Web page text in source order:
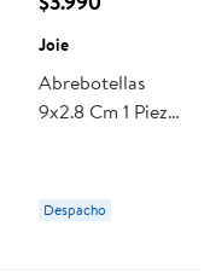
Joie
Abrebotellas
9x2.8 Cm 1 Pieza
Despacho